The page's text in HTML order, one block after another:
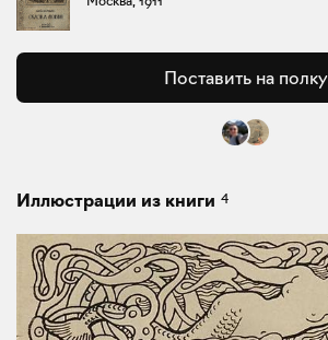
Поставить на полку
Иллюстрации из книги 4